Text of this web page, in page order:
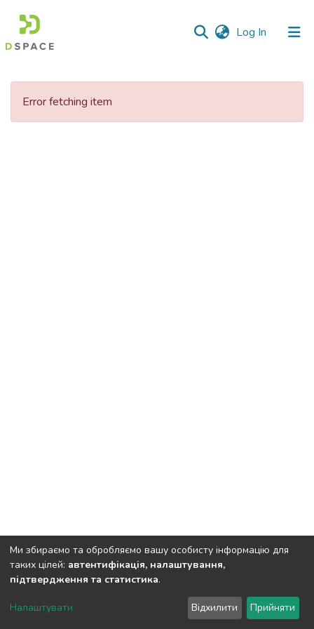
Log In (current)
Communities
Error fetching item
DSpace software copyright © 2002-2026 LYRASIS
Cookie settings
Ми збираємо та обробляємо вашу особисту інформацію для
таких цілей: автентифікація, налаштування,
підтвердження та статистика.
Налаштувати Відхилити Прийняти